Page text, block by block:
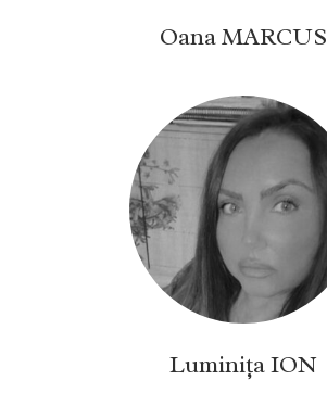
Oana MARCUS
Luminița ION